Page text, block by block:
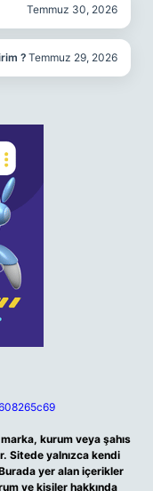
Temmuz 30, 2026
? Temmuz 29, 2026
kurum veya şahıs
Sitede yalnızca kendi
yer alan içerikler
ve kişiler hakkında